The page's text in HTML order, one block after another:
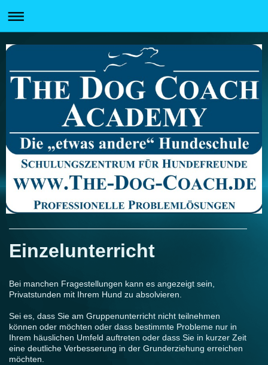
Einzelunterricht
Bei manchen Fragestellungen kann es angezeigt sein,
Privatstunden mit Ihrem Hund zu absolvieren.
Sei es, dass Sie am Gruppenunterricht nicht teilnehmen
können oder möchten oder dass bestimmte Probleme nur in
Ihrem häuslichen Umfeld auftreten oder dass Sie in kurzer Zeit
eine deutliche Verbesserung in der Grunderziehung erreichen
möchten.